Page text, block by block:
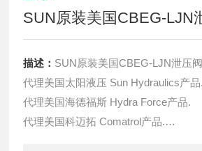
SUN原装美国CBEG-LJN
描述： SUN原装美国CBEG-LJN泄压
代理美国太阳液压 Sun Hydraulics产品.
代理美国海德福斯 Hydra Force产品.
代理美国科迈拓 Comatrol产品.